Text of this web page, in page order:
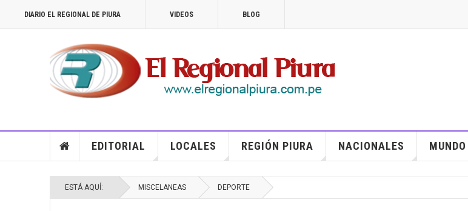
DIARIO EL REGIONAL DE PIURA VIDEOS BLOG
EDITORIAL LOCALES REGIÓN PIURA NACIONALES MUNDO
ESTÁ AQUÍ: MISCELANEAS DEPORTE